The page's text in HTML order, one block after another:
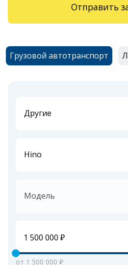
Отправить
Грузовой автотранспорт
Другие
Hino
Модель
от 1 500 000 ₽